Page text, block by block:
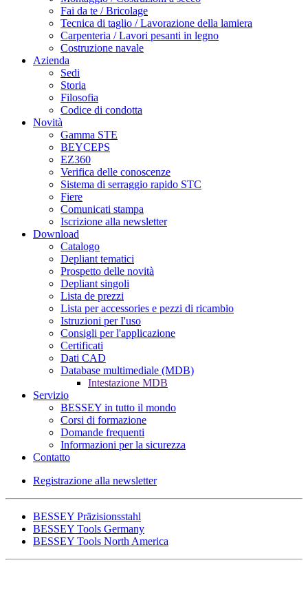
Fai da te / Bricolage
Tecnica di taglio / Lavorazione della lamiera
Carpenteria / Lavori pesanti in legno
Costruzione navale
Azienda
Sedi
Storia
Filosofia
Codice di condotta
Novità
Gamma STE
BEYCEPS
EZ360
Verifica delle conoscenze
Sistema di serraggio rapido STC
Fiere
Comunicati stampa
Iscrizione alla newsletter
Download
Catalogo
Depliant tematici
Prospetto delle novità
Depliant singoli
Lista de prezzi
Lista per accessories e pezzi di ricambio
Istruzioni per I'uso
Consigli per l'applicazione
Certificati
Dati CAD
Database multimediale (MDB)
Intestazione MDB
Servizio
BESSEY in tutto il mondo
Corsi di formazione
Domande frequenti
Informazioni per la sicurezza
Contatto
Registrazione alla newsletter
BESSEY Präzisionsstahl
BESSEY Tools Germany
BESSEY Tools North America